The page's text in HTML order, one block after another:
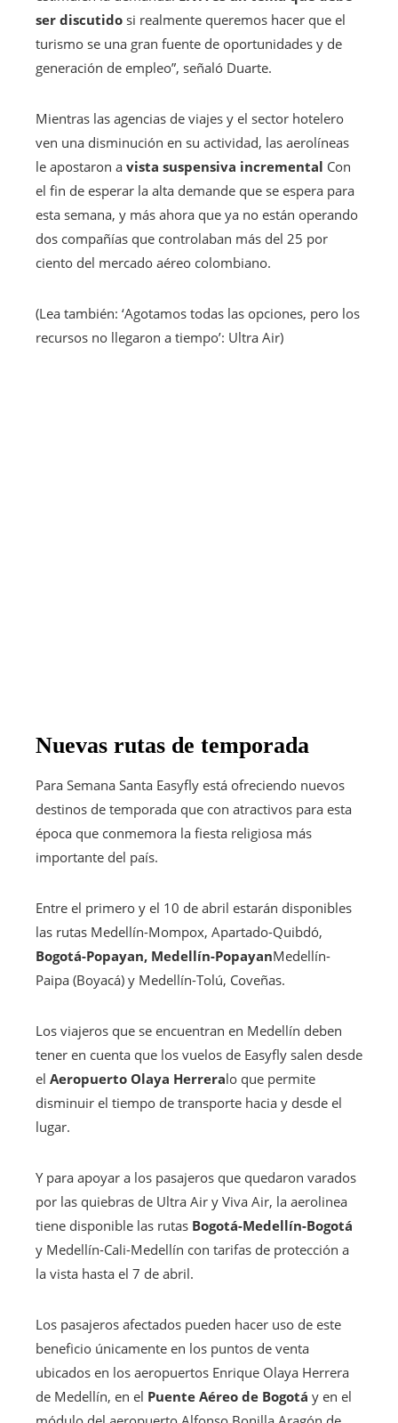
ser discutido si realmente queremos hacer que el
turismo se una gran fuente de oportunidades y de
generación de empleo”, señaló Duarte.
Mientras las agencias de viajes y el sector hotelero
ven una disminución en su actividad, las aerolíneas
le apostaron a vista suspensiva incremental Con
el fin de esperar la alta demande que se espera para
esta semana, y más ahora que ya no están operando
dos compañías que controlaban más del 25 por
ciento del mercado aéreo colombiano.
(Lea también: ‘Agotamos todas las opciones, pero los
recursos no llegaron a tiempo’: Ultra Air)
Nuevas rutas de temporada
Para Semana Santa Easyfly está ofreciendo nuevos
destinos de temporada que con atractivos para esta
época que conmemora la fiesta religiosa más
importante del país.
Entre el primero y el 10 de abril estarán disponibles
las rutas Medellín-Mompox, Apartado-Quibdó,
Bogotá-Popayan, Medellín-PopayanMedellín-
Paipa (Boyacá) y Medellín-Tolú, Coveñas.
Los viajeros que se encuentran en Medellín deben
tener en cuenta que los vuelos de Easyfly salen desde
el Aeropuerto Olaya Herreralo que permite
disminuir el tiempo de transporte hacia y desde el
lugar.
Y para apoyar a los pasajeros que quedaron varados
por las quiebras de Ultra Air y Viva Air, la aerolinea
tiene disponible las rutas Bogotá-Medellín-Bogotá
y Medellín-Cali-Medellín con tarifas de protección a
la vista hasta el 7 de abril.
Los pasajeros afectados pueden hacer uso de este
beneficio únicamente en los puntos de venta
ubicados en los aeropuertos Enrique Olaya Herrera
de Medellín, en el Puente Aéreo de Bogotá y en el